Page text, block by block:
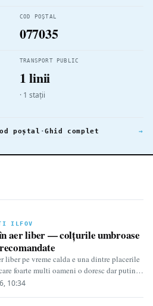
COD POȘTAL
077035
TRANSPORT PUBLIC
1 linii
· 1 stații
poștal ·Ghid complet →
ILFOV
aer liber — colțurile umbroase
liber pe vreme calda e una dintre placerile
foarte multi oameni o doresc dar putini
10:34